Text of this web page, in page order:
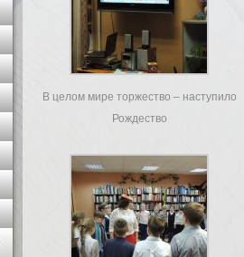
В целом мире торжество – наступило
Рождество